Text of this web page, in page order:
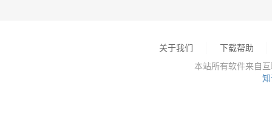
关于我们
下载帮助
本站所有软件来自